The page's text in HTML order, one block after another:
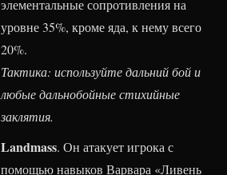
элементальные сопротивления на
уровне 35%, кроме яда, к нему всего
20%.
Тактика: используйте дальний бой и
любые дальнобойные стихийные
заклятия.
Landmass. Он атакует игрока с
помощью навыков Варвара «Ливень